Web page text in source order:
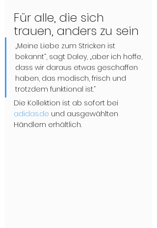
Für alle, die sich
trauen, anders zu sein
„Meine Liebe zum Stricken ist
bekannt“, sagt Daley, „aber ich hoffe,
dass wir daraus etwas geschaffen
haben, das modisch, frisch und
trotzdem funktional ist.“
Die Kollektion ist ab sofort bei
adidas.de und ausgewählten
Händlern erhältlich.